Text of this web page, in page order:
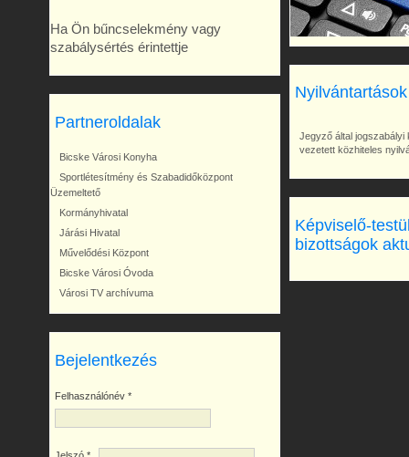
Ha Ön bűncselekmény vagy
szabálysértés érintettje
Partneroldalak
Bicske Városi Konyha
Sportlétesítmény és Szabadidőközpont
Üzemeltető
Kormányhivatal
Járási Hivatal
Művelődési Központ
Bicske Városi Óvoda
Városi TV archívuma
Bejelentkezés
Felhasználónév *
Nyilvántartások
Jegyző által jogszabályi
vezetett közhiteles
Képviselő-
bizottságok